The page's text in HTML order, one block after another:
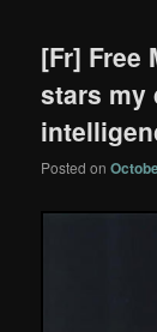
[Fr] Free
stars my
Posted on